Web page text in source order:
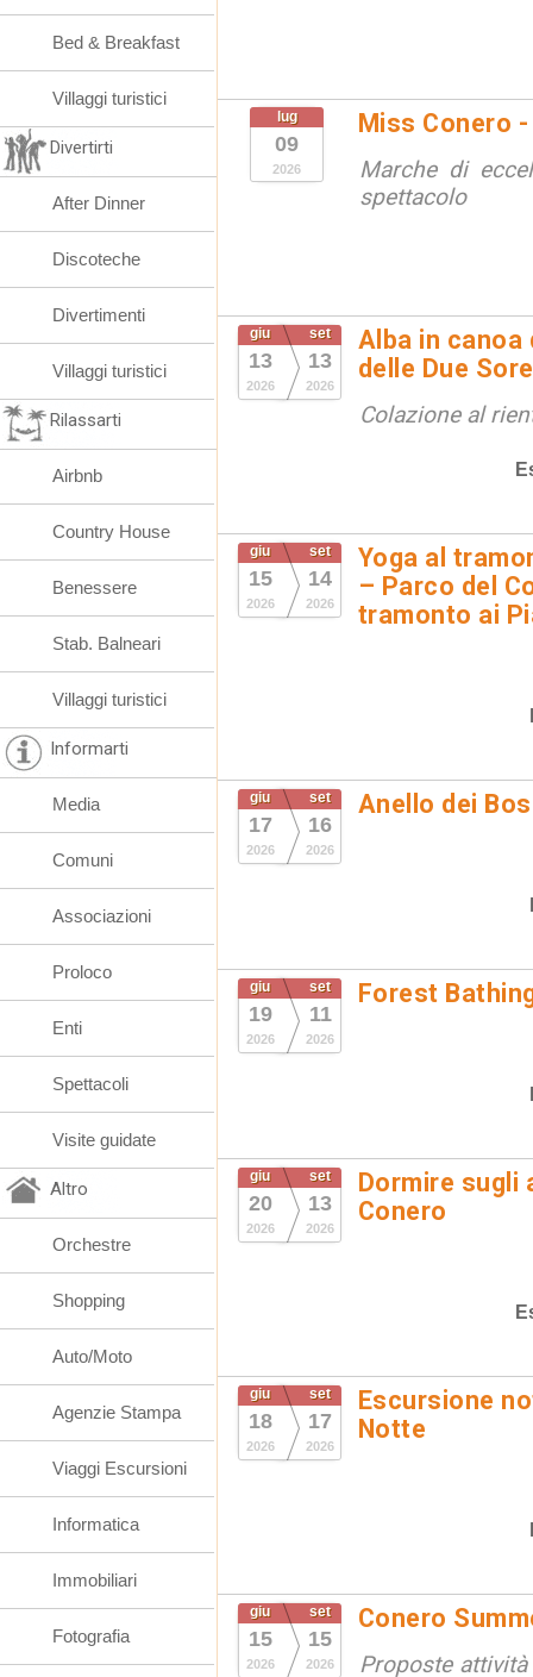
lug
09
2026
Miss Conero
Marche di
spettacolo
giu
13
2026
set
13
2026
Alba in canoa
delle Due
Colazione al
giu
15
2026
set
14
2026
Yoga al
– Parco del
tramonto ai
giu
17
2026
set
16
2026
Anello dei
giu
19
2026
set
11
2026
Forest
giu
20
2026
set
13
2026
Dormire sugli
Conero
giu
18
2026
set
17
2026
Escursione
Notte
giu
15
2026
set
15
2026
Conero
Proposte
Bed & Breakfast
Villaggi turistici
Divertirti
After Dinner
Discoteche
Divertimenti
Villaggi turistici
Rilassarti
Airbnb
Country House
Benessere
Stab. Balneari
Villaggi turistici
Informarti
Media
Comuni
Associazioni
Proloco
Enti
Spettacoli
Visite guidate
Altro
Orchestre
Shopping
Auto/Moto
Agenzie Stampa
Viaggi Escursioni
Informatica
Immobiliari
Fotografia